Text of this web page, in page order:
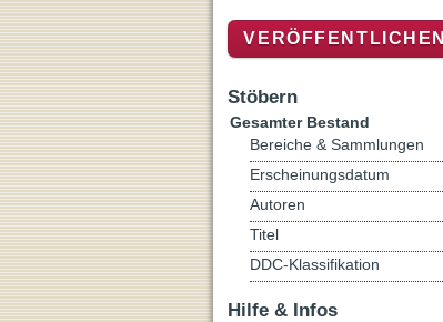
VERÖFFENTLICHEN
Stöbern
Gesamter Bestand
Bereiche & Sammlungen
Erscheinungsdatum
Autoren
Titel
DDC-Klassifikation
Hilfe & Infos